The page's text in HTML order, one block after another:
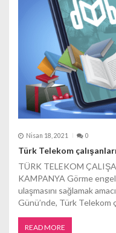
Nisan 18, 2021 0
Türk Telekom
TÜRK TELEKOM
KAMPANYA Görme
ulaşmasını sağlamak
Günü’nde, Türk Telekom
READ MORE